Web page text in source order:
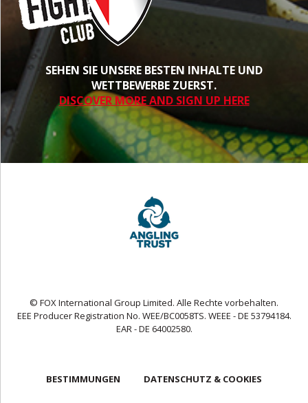
SEHEN SIE UNSERE BESTEN INHALTE UND
WETTBEWERBE ZUERST.
DISCOVER MORE AND SIGN UP HERE
© FOX International Group Limited. Alle Rechte vorbehalten.
EEE Producer Registration No. WEE/BC0058TS. WEEE - DE 53794184.
EAR - DE 64002580.
BESTIMMUNGEN DATENSCHUTZ & COOKIES